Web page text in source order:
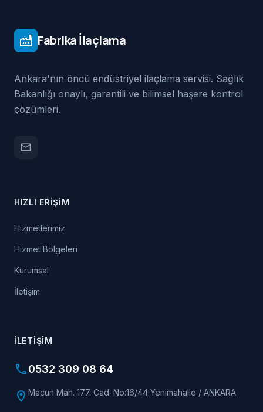
factory Fabrika İlaçlama
Ankara'nın öncü endüstriyel ilaçlama servisi. Sağlık
Bakanlığı onaylı, garantili ve bilimsel haşere kontrol
çözümleri.
email
HIZLI ERIŞIM
Hizmetlerimiz
Hizmet Bölgeleri
Kurumsal
İletişim
İLETIŞIM
phone0532 309 08 64
location_on Macun Mah. 177. Cad. No:16/44 Yenimahalle / ANKARA